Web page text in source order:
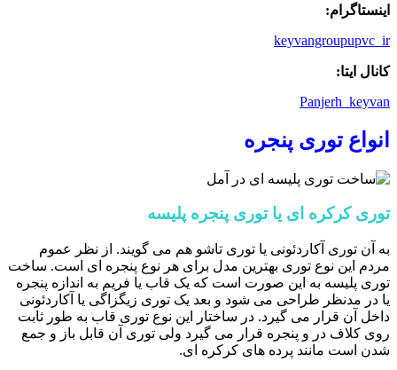
اینستاگرام:
keyvangroupupvc_ir
کانال ایتا:
Panjerh_keyvan
انواع توری پنجره
توری کرکره ای یا توری پنجره پلیسه
به آن توری آکاردئونی یا توری تاشو هم می گویند. از نظر عموم
مردم این نوع توری بهترین مدل برای هر نوع پنجره ای است. ساخت
توری پلیسه به این صورت است که یک قاب یا فریم به اندازه پنجره
یا در مدنظر طراحی می شود و بعد یک توری زیگزاگی یا آکاردئونی
داخل آن قرار می گیرد. در ساختار این نوع توری قاب به طور ثابت
روی کلاف در و پنجره قرار می گیرد ولی توری آن قابل باز و جمع
شدن است مانند پرده های کرکره ای.